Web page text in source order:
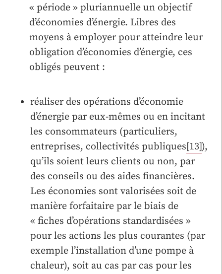
« période » pluriannuelle un objectif
d’économies d’énergie. Libres des
moyens à employer pour atteindre leur
obligation d’économies d’énergie, ces
obligés peuvent :
réaliser des opérations d’économie
d’énergie par eux-mêmes ou en incitant
les consommateurs (particuliers,
entreprises, collectivités publiques[13]),
qu’ils soient leurs clients ou non, par
des conseils ou des aides financières.
Les économies sont valorisées soit de
manière forfaitaire par le biais de
« fiches d’opérations standardisées »
pour les actions les plus courantes (par
exemple l’installation d’une pompe à
chaleur), soit au cas par cas pour les